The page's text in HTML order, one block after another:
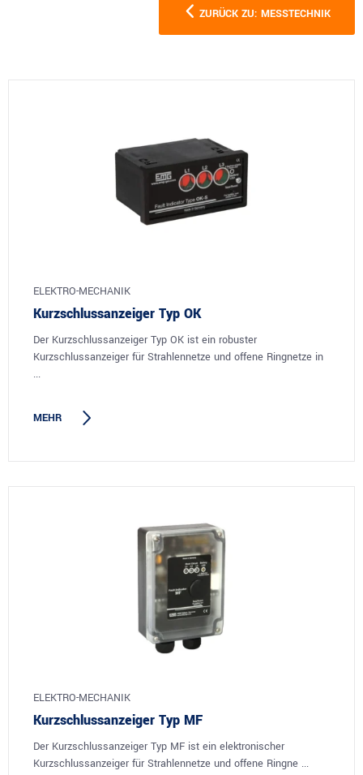
ZURÜCK ZU: MESSTECHNIK
ELEKTRO-MECHANIK
Kurzschlussanzeiger Typ OK
Der Kurzschlussanzeiger Typ OK ist ein robuster
Kurzschlussanzeiger für Strahlennetze und offene Ringnetze in
...
MEHR
ELEKTRO-MECHANIK
Kurzschlussanzeiger Typ MF
Der Kurzschlussanzeiger Typ MF ist ein elektronischer
Kurzschlussanzeiger für Strahlennetze und offene Ringne ...